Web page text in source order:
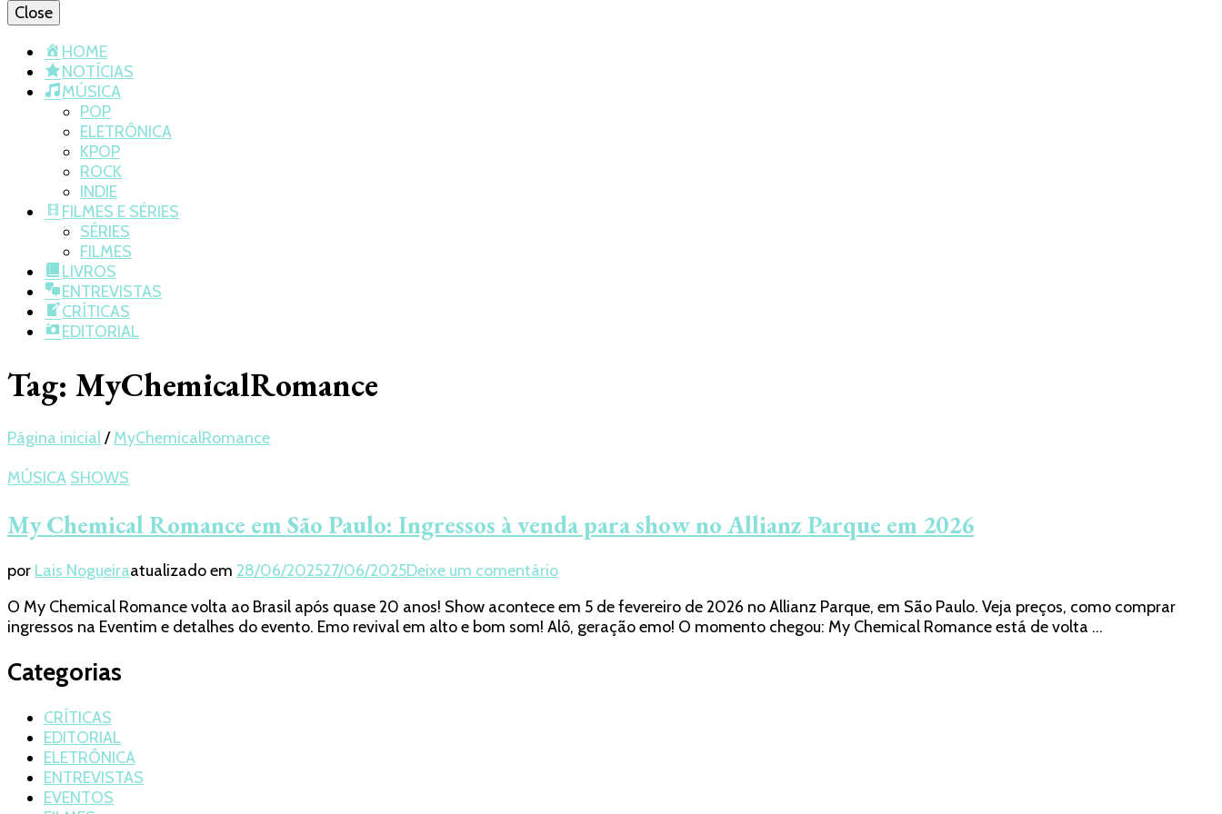
Close
HOME
NOTÍCIAS
MÚSICA
POP
ELETRÔNICA
KPOP
ROCK
INDIE
FILMES E SÉRIES
SÉRIES
FILMES
LIVROS
ENTREVISTAS
CRÍTICAS
EDITORIAL
Tag: MyChemicalRomance
Página inicial/ MyChemicalRomance
MÚSICA SHOWS
My Chemical Romance em São Paulo: Ingressos à venda para show no Allianz Parque em 2026
por Lais Nogueiraatualizado em 28/06/202527/06/2025Deixe um comentárioem
Chemical
Romance
O My Chemical Romance volta ao Brasil após quase 20 anos! Show acontece em 5 de fevereiro de 2026 no Allianz Parque, em São Paulo. Veja preços, como comprar
ingressos na Eventim e detalhes do evento. Emo revival em alto e bom som! Alô, geração emo! O momento chegou: My Chemical Romance está de volta …
Categorias
CRÍTICAS
EDITORIAL
ELETRÔNICA
ENTREVISTAS
EVENTOS